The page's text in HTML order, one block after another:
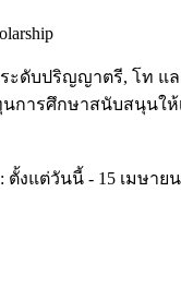
ญญาตรี, โท และเอก
ารศึกษาสนับสนุนให้
วันนี้ - 15 เมษายน